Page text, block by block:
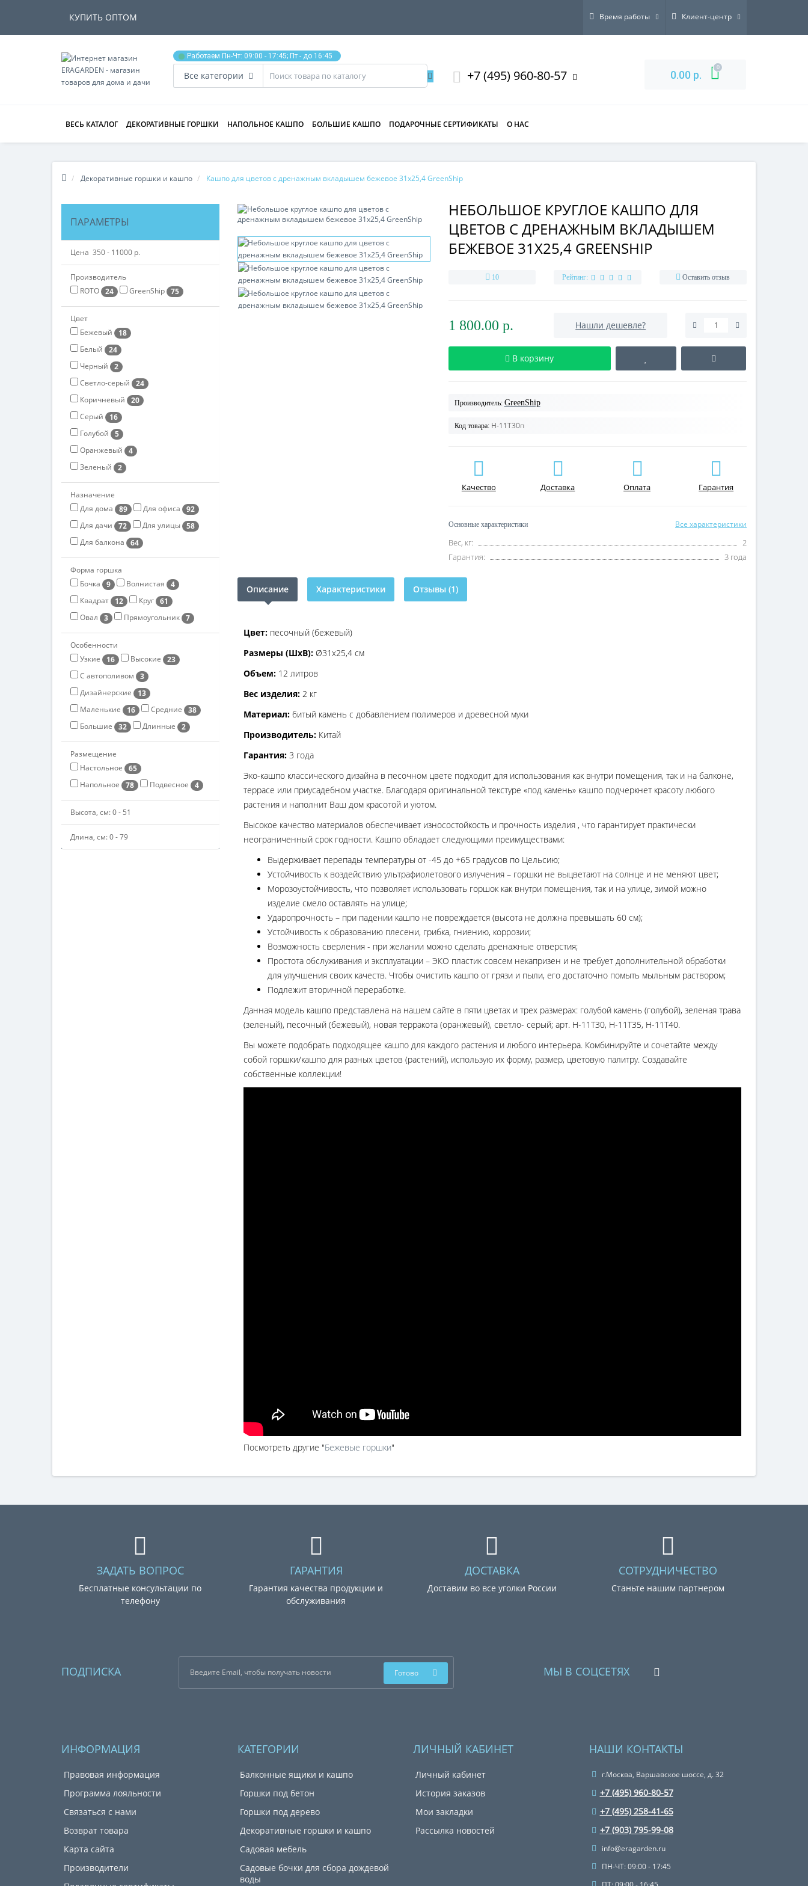
КУПИТЬ ОПТОМ Время работы Клиент-центр
Работаем Пн-Чт: 09:00 - 17:45; Пт - до 16:45
Все категории +7 (495) 960-80-57 0.00 р.
0
ВЕСЬ КАТАЛОГ ДЕКОРАТИВНЫЕ ГОРШКИ НАПОЛЬНОЕ КАШПО БОЛЬШИЕ КАШПО ПОДАРОЧНЫЕ СЕРТИФИКАТЫ О НАС
КАК ОФОРМИТЬ ЗАКАЗ
Декоративные горшки и кашпо Кашпо для цветов с дренажным вкладышем бежевое 31x25,4 GreenShip
ПАРАМЕТРЫ
Цена 350- 11000 р.
Производитель
ROTO 24 GreenShip 75
Цвет
Бежевый
18
Белый
24
Черный
2
Светло-серый
24
Коричневый
20
Серый
16
Голубой
5
Оранжевый
4
Зеленый
2
Назначение
Для дома
89 Для офиса
92
Для дачи
72 Для улицы 58
Для балкона
64
Форма горшка
Бочка
9 Волнистая
4
Квадрат
12 Круг 61
Овал
3 Прямоугольник 7
Особенности
Узкие
16 Высокие
23
С автополивом
3
Дизайнерские
13
Маленькие
16 Средние
38
Большие
32 Длинные 2
Размещение
Настольное
65
Напольное
78 Подвесное 4
Высота, см:0- 51
Длина, см:0-79
НЕБОЛЬШОЕ КРУГЛОЕ КАШПО ДЛЯ
ЦВЕТОВ С ДРЕНАЖНЫМ ВКЛАДЫШЕМ
БЕЖЕВОЕ 31X25,4 GREENSHIP
10 Рейтинг: Оставить отзыв
1 800.00 р. Нашли дешевле?
В корзину
Производитель: GreenShip
Код товара: H-11T30п
Качество Доставка Оплата Гарантия
Основные характеристики Все характеристики
Вес, кг:
2
Гарантия:
3 года
Описание Характеристики Отзывы (1)
Цвет:песочный (бежевый)
Размеры (ШхВ):Ø31x25,4 см
Объем:12 литров
Вес изделия:2 кг
Материал:битый камень с добавлением полимеров и древесной муки
Производитель:Китай
Гарантия:3 года
Эко-кашпо классического дизайна в песочном цвете подходит для использования как внутри помещения, так и на балконе,
террасе или приусадебном участке. Благодаря оригинальной текстуре «под камень» кашпо подчеркнет красоту любого
растения и наполнит Ваш дом красотой и уютом.
Высокое качество материалов обеспечивает износостойкость и прочность изделия , что гарантирует практически
неограниченный срок годности. Кашпо обладает следующими преимуществами:
Выдерживает перепады температуры от -45 до +65 градусов по Цельсию;
Устойчивость к воздействию ультрафиолетового излучения – горшки не выцветают на солнце и не меняют цвет;
Морозоустойчивость, что позволяет использовать горшок как внутри помещения, так и на улице, зимой можно
изделие смело оставлять на улице;
Ударопрочность – при падении кашпо не повреждается (высота не должна превышать 60 см);
Устойчивость к образованию плесени, грибка, гниению, коррозии;
Возможность сверления - при желании можно сделать дренажные отверстия;
Простота обслуживания и эксплуатации – ЭКО пластик совсем некапризен и не требует дополнительной обработки
для улучшения своих качеств. Чтобы очистить кашпо от грязи и пыли, его достаточно помыть мыльным раствором;
Подлежит вторичной переработке.
Данная модель кашпо представлена на нашем сайте в пяти цветах и трех размерах: голубой камень (голубой), зеленая трава
(зеленый), песочный (бежевый), новая терракота (оранжевый), светло- серый; арт. H-11T30, H-11T35, H-11T40.
Вы можете подобрать подходящее кашпо для каждого растения и любого интерьера. Комбинируйте и сочетайте между
собой горшки/кашпо для разных цветов (растений), использую их форму, размер, цветовую палитру. Создавайте
собственные коллекции!
Посмотреть другие "Бежевые горшки"
ЗАДАТЬ ВОПРОС
Бесплатные консультации по
телефону
ГАРАНТИЯ
Гарантия качества продукции и
обслуживания
ДОСТАВКА
Доставим во все уголки России
СОТРУДНИЧЕСТВО
Станьте нашим партнером
ПОДПИСКА Готово МЫ В СОЦСЕТЯХ
ИНФОРМАЦИЯ
Правовая информация
Программа лояльности
Связаться с нами
Возврат товара
Карта сайта
Производители
КАТЕГОРИИ
Балконные ящики и кашпо
Горшки под бетон
Горшки под дерево
Декоративные горшки и кашпо
Садовая мебель
Садовые бочки для сбора дождевой
воды
ЛИЧНЫЙ КАБИНЕТ
Личный кабинет
История заказов
Мои закладки
Рассылка новостей
НАШИ КОНТАКТЫ
г.Москва, Варшавское шоссе, д. 32
+7 (495) 960-80-57
+7 (495) 258-41-65
+7 (903) 795-99-08
info@eragarden.ru
ПН-ЧТ: 09:00 - 17:45